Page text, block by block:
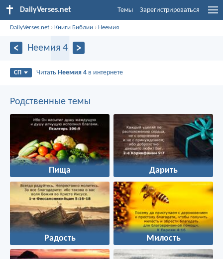
DailyVerses.net Темы Зарегистрироваться
DailyVerses.net ›Книги Библии › Неемия
Неемия 4
СП Читать Неемия 4 в интернете
Родственные темы
Пища Дарить
Радость Милость